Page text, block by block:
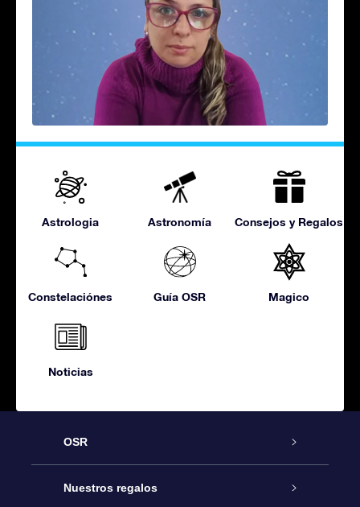
Astrologia Astronomía Consejos y Regalos
Constelaciónes Guía OSR Magico
Noticias
OSR
Atención
Nuestros regalos